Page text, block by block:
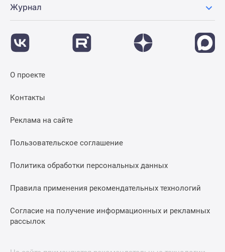
Журнал
О проекте
Контакты
Реклама на сайте
Пользовательское соглашение
Политика обработки персональных данных
Правила применения рекомендательных технологий
Согласие на получение информационных и рекламных
рассылок